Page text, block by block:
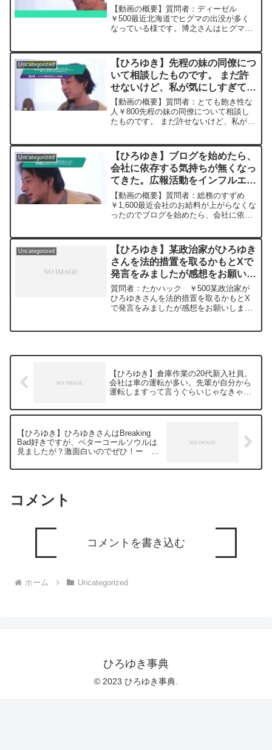
いますか？ー ひろゆき切り抜
き 20230728
【動画の概要】質問者：ディーゼル
￥500最近北海道でヒグマの出没が多く
なっている様です。博之さんはヒグマを
人的には暴走族を走らせて爆音や排ガス
の臭いで寄せ付けないという...
Uncategorized
【ひろゆき】先程の妹の同僚につ
いて相談したものです。 まだ許
せないけど、私が気にしすぎてた
んだなと思えました。 聞いてく
れただけで少し落ち着きました。
ー ひろゆき切り抜き
【動画の概要】質問者：とても飽き性な
人￥800先程の妹の同僚について相談し
たものです。 まだ許せないけど、私が気
ょっとした事で落ち込む癖があるので、
考え過ぎないように...
Uncategorized
【ひろゆき】ブログを始めたら、
会社に依存する気持ちが無くなっ
てきた。広報活動をインフルエン
サーが担うようになった一方で広
告代理店は今後どのようになって
いくのでしょうかーひろゆき切り
【動画の概要】質問者：総務のすずめ
￥1,600最近会社のお給料が上がらなくな
ったのでブログを始めたら、会社に依存
ィングの一部をインフルエンサーが担う
ようになった一方で...
Uncategorized
【ひろゆき】某政治家がひろゆき
さんを法的措置を取るかもとXで
発言をみましたが感想をお願いし
ます。ー ひろゆき切り抜き
20241008
質問者：たかハック ￥500某政治家が
ひろゆきさんを法的措置を取るかもとX
で発言をみましたが感想をお願いしま
【ひろゆき】倉庫作業の20代新入社員。
会社は車の運転が多い。先輩が自分から
運転しますって言うぐらいじゃなきゃ駄
ろゆき切り抜き 20240314
【ひろゆき】ひろゆきさんはBreaking
Bad好きですが、ベターコールソウルは
見ましたが？激面白いのでぜひ！ー ひ
コメント
コメントを書き込む
ホーム Uncategorized
ひろゆき事典
© 2023 ひろゆき事典.